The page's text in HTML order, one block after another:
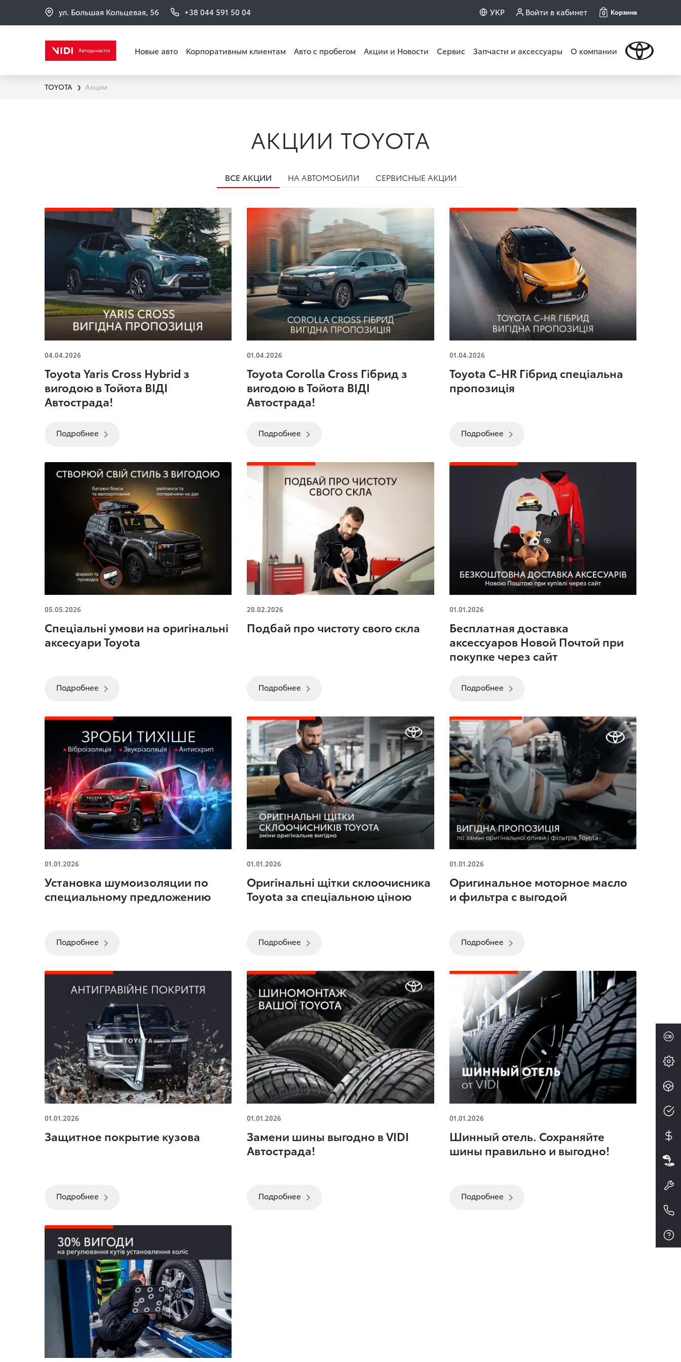
ул. Большая Кольцевая, 56 +38 044 591 50 04 УКР Войти в кабинет 0 Корзина
Новые авто Корпоративным клиентам Авто с пробегом Акции и Новости Сервис Запчасти и аксессуары О компании
TOYOTA ❯ Акции
АКЦИИ TOYOTA
ВСЕ АКЦИИ НА АВТОМОБИЛИ СЕРВИСНЫЕ АКЦИИ
ВІДІ Автострада!
04.04.2026
Toyota Yaris Cross Hybrid з
вигодою в Тойота ВІДІ
Автострада!
Подробнее
ВІДІ Автострада!
01.04.2026
Toyota Corolla Cross Гібрид з
вигодою в Тойота ВІДІ
Автострада!
Подробнее
01.04.2026
Toyota C-HR Гібрид спеціальна
пропозиція
Подробнее
Toyota
05.05.2026
Спеціальні умови на оригінальні
аксесуари Toyota
Подробнее
20.02.2026
Подбай про чистоту свого скла
Подробнее
Почтой при покупке через сайт
01.01.2026
Бесплатная доставка
аксессуаров Новой Почтой при
покупке через сайт
Подробнее
предложению
01.01.2026
Установка шумоизоляции по
специальному предложению
Подробнее
спеціальною ціною
01.01.2026
Оригінальні щітки склоочисника
Toyota за спеціальною ціною
Подробнее
выгодой
01.01.2026
Оригинальное моторное масло
и фильтра с выгодой
Подробнее
01.01.2026
Защитное покрытие кузова
Подробнее
01.01.2026
Замени шины выгодно в VІDІ
Автострада!
Подробнее
и выгодно!
01.01.2026
Шинный отель. Сохраняйте
шины правильно и выгодно!
Подробнее